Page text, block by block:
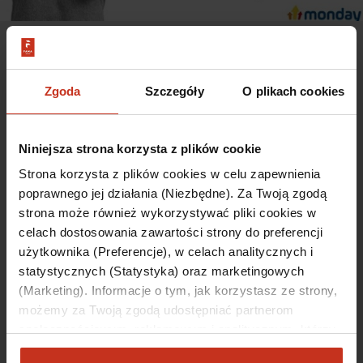
Zgoda Szczegóły O plikach cookies
Niniejsza strona korzysta z plików cookie
Strona korzysta z plików cookies w celu zapewnienia
poprawnego jej działania (Niezbędne). Za Twoją zgodą
strona może również wykorzystywać pliki cookies w
celach dostosowania zawartości strony do preferencji
użytkownika (Preferencje), w celach analitycznych i
statystycznych (Statystyka) oraz marketingowych
(Marketing). Informacje o tym, jak korzystasz ze strony,
możemy za Twoją zgodą udostępniać partnerom
mogą połączyć te informacje z innymi danymi
Mimo że czas świątecznych prezentów już za nami,
w Monday Development nie przestajemy
obdarowywać naszych klientów. Z myślą o
przyszłych mieszkańcach Famy Jeżyce
przygotowaliśmy specjalną promocję, w której
kupując mieszkanie w styczniu, umowę
deweloperską podpiszesz jedynie za 1 zł! Trzeci
etap…
CZYTAJ DALEJ